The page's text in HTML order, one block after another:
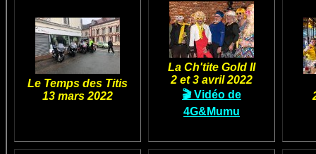
Le Temps des Titis
13 mars 2022
La Ch'tite Gold II
2 et 3 avril 2022
🎬 Vidéo de
4G&Mumu